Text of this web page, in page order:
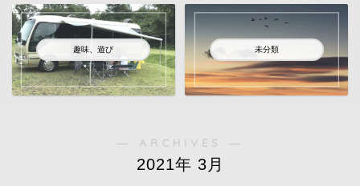
趣味、遊び 未分類
― ARCHIVES ―
2021年 3月